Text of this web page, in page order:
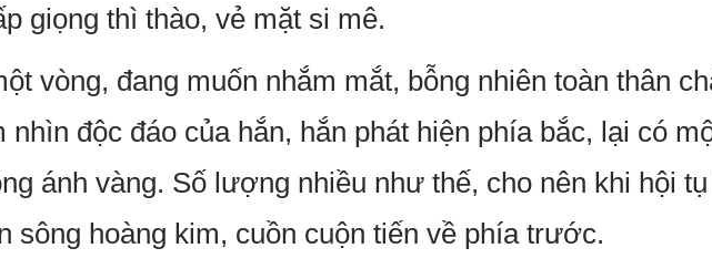
giọng thì thào, vẻ mặt si mê.
vòng, đang muốn nhắm mắt, bỗng nhiên toàn thân
nhìn độc đáo của hắn, hắn phát hiện phía bắc, lại có
ánh vàng. Số lượng nhiều như thế, cho nên khi hội
sông hoàng kim, cuồn cuộn tiến về phía trước.